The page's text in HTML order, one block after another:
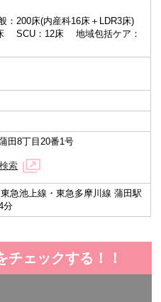
：200床(内産科16床＋LDR3床)
SCU：12床 地域包括ケア：
田8丁目20番1号
索
急池上線・東急多摩川線 蒲田駅
分
チェックする！！